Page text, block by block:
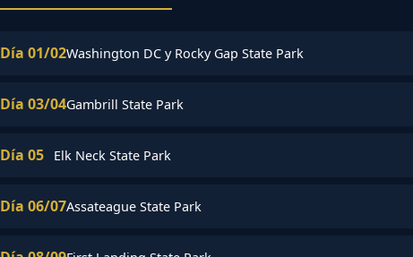
Día 01/02Washington DC y Rocky Gap State Park
Día 03/04Gambrill State Park
Día 05 Elk Neck State Park
Día 06/07Assateague State Park